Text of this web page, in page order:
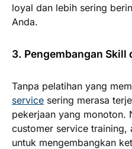
loyal dan lebih sering
Anda.
3. Pengembangan Skill
Tanpa pelatihan yang
service sering merasa
pekerjaan yang monoton.
customer service training,
untuk mengembangkan